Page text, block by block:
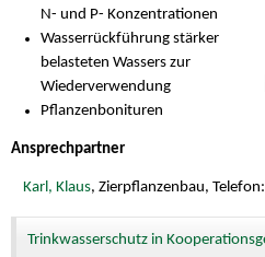
N- und P- Konzentrationen
Wasserrückführung stärker
belasteten Wassers zur
Wiederverwendung
Pflanzenbonituren
Ansprechpartner
Karl, Klaus, Zierpflanzenbau,
Trinkwasserschutz in